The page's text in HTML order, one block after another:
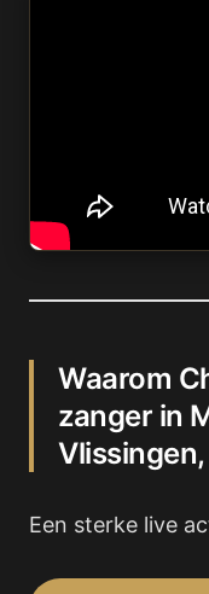
Waarom
zanger in
Een sterke live